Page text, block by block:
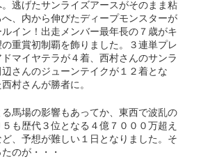
逃げたサンライズアースがそのまま粘
、内から伸びたディープモンスターが
イン！出走メンバー最年長の７歳がキ
重賞初制覇を飾りました。３連単プレ
マイヤテラが４着、西村さんのサンラ
さんのジューンテイクが１２着とな
村さんが勝者に。
馬場の影響もあってか、東西で波乱の
も歴代３位となる４億７０００万超え
、予想が難しい１日となりました。そ
のが・・・